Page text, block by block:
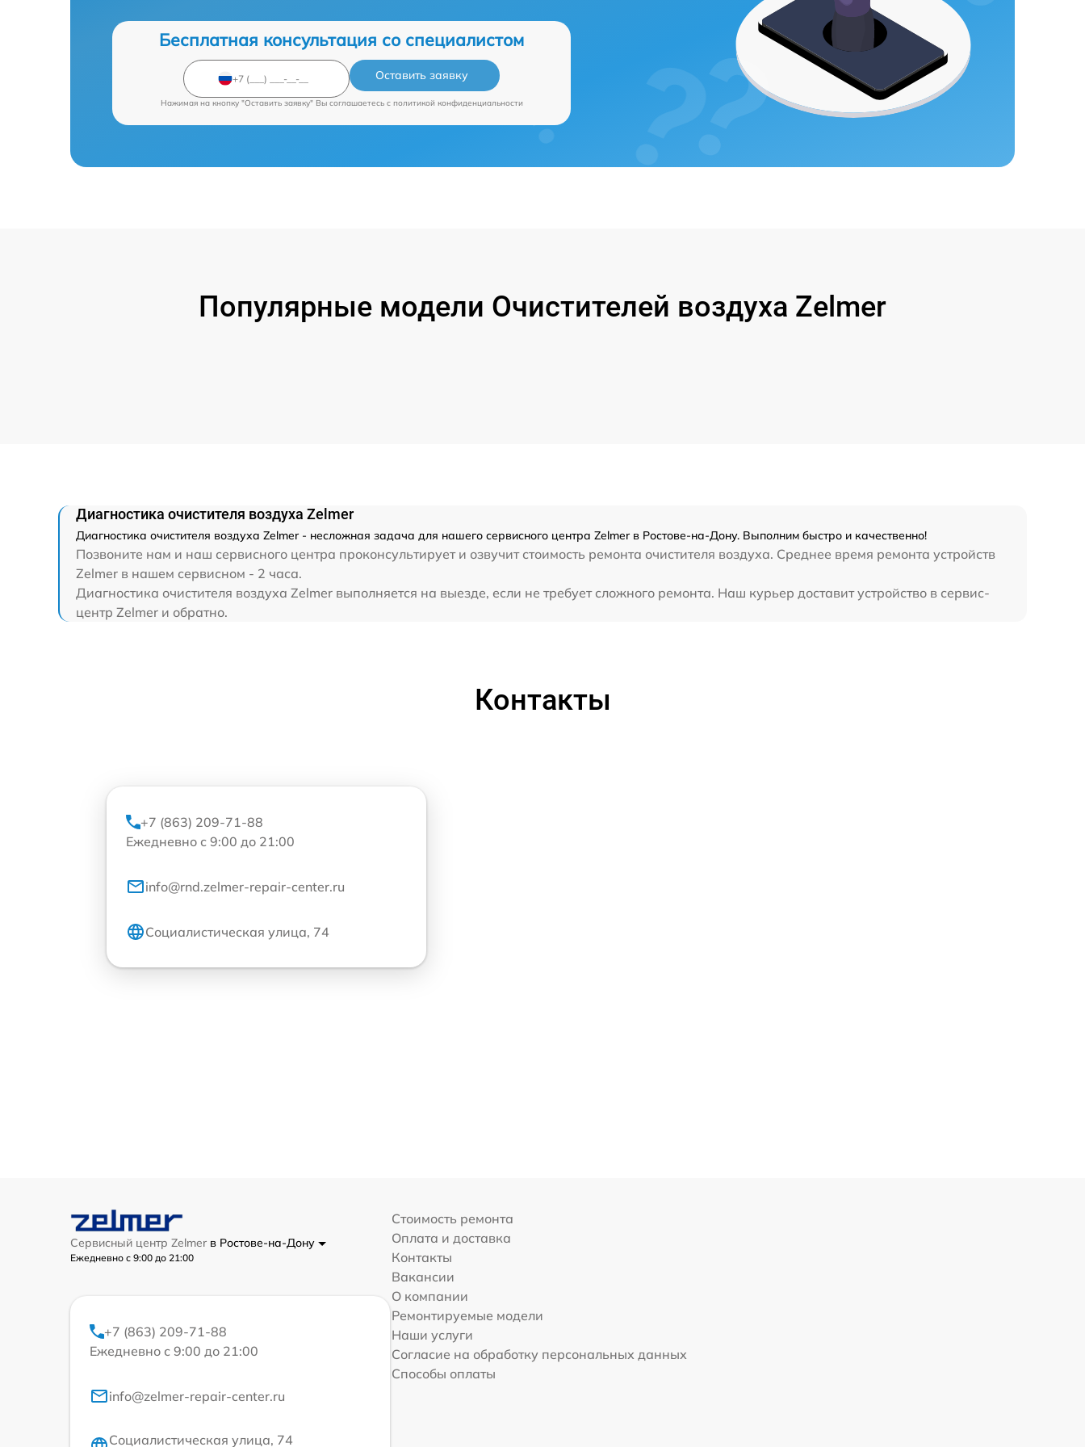
Бесплатная консультация со специалистом
Оставить заявку
Нажимая на кнопку "Оставить заявку" Вы соглашаетесь c политикой конфиденциальности
Популярные модели Очистителей воздуха Zelmer
Диагностика очистителя воздуха Zelmer
Диагностика очистителя воздуха Zelmer - несложная задача для нашего сервисного центра Zelmer в Ростове-на-Дону. Выполним быстро и качественно!
Позвоните нам и наш сервисного центра проконсультирует и озвучит стоимость ремонта очистителя воздуха. Среднее время ремонта устройств
Zelmer в нашем сервисном - 2 часа.
Диагностика очистителя воздуха Zelmer выполняется на выезде, если не требует сложного ремонта. Наш курьер доставит устройство в сервис-
центр Zelmer и обратно.
Контакты
+7 (863) 209-71-88
Ежедневно с 9:00 до 21:00
info@rnd.zelmer-repair-center.ru
Социалистическая улица, 74
Сервисный центр Zelmer в Ростове-на-Дону
Ежедневно с 9:00 до 21:00
+7 (863) 209-71-88
Ежедневно с 9:00 до 21:00
info@zelmer-repair-center.ru
Социалистическая улица, 74
Стоимость ремонта
Оплата и доставка
Контакты
Вакансии
О компании
Ремонтируемые модели
Наши услуги
Согласие на обработку персональных данных
Способы оплаты